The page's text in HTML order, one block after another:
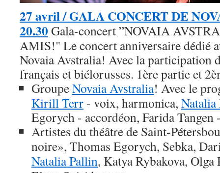
27 avril / GALA CONCERT DE
20.30Gala-concert ”NOVAIA
AMIS!" Le concert anniversaire dédié
Novaia Avstralia! Avec la participation
français et biélorusses. 1ère partie et
GroupeNovaia Avstralia! Avec le
Kirill Terr - voix, harmonica,
Egorych - accordéon, Farida Tangen
Artistes du théâtre de Saint-
noire», Thomas Egorych, Sebka,
Natalia Pallin, Katya Rybakova, Olga